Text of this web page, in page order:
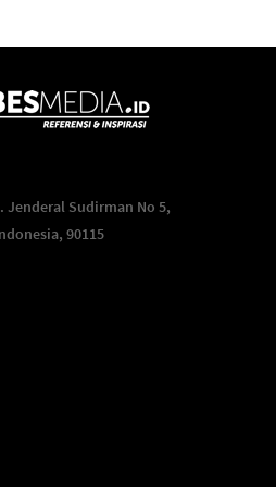
Jenderal Sudirman No 5,
90115